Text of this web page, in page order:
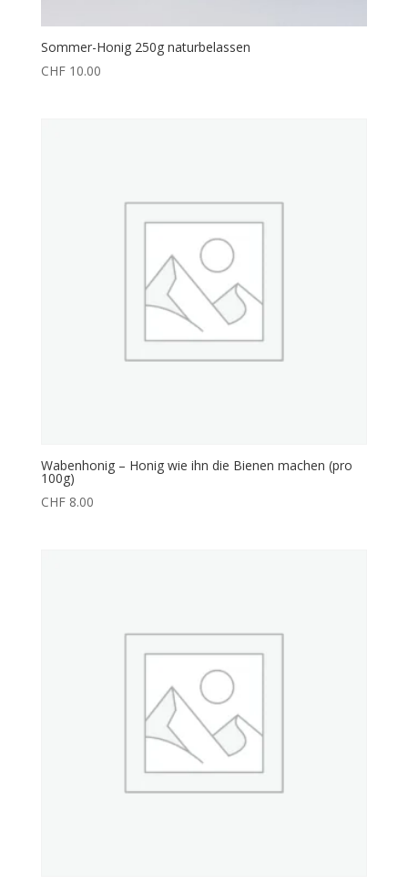
Sommer-Honig 250g naturbelassen
CHF10.00
Wabenhonig – Honig wie ihn die Bienen machen (pro
100g)
CHF8.00